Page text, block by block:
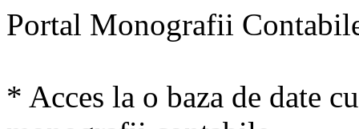
Portal Monografii
* Acces la o baza de date